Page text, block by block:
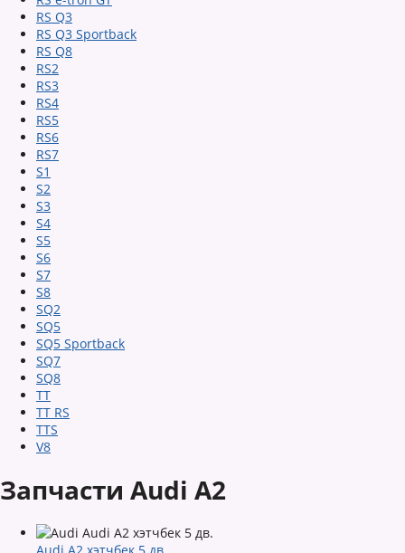
RS Q3
RS Q3 Sportback
RS Q8
RS2
RS3
RS4
RS5
RS6
RS7
S1
S2
S3
S4
S5
S6
S7
S8
SQ2
SQ5
SQ5 Sportback
SQ7
SQ8
TT
TT RS
TTS
V8
Запчасти Audi A2
Audi A2 хэтчбек 5 дв.